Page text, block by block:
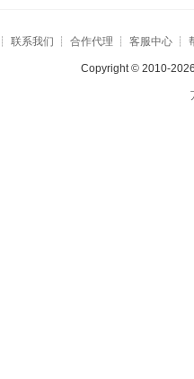
┊联系我们 ┊合作代理 ┊客服中心 ┊
Copyright © 2010-